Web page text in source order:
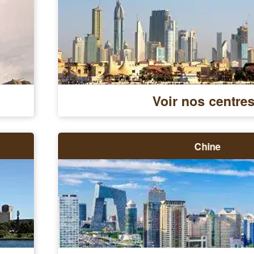
Voir nos centres
Chine